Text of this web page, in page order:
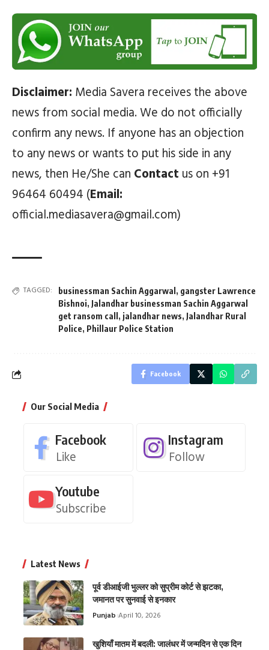
Disclaimer: Media Savera receives the above
news from social media. We do not officially
confirm any news. If anyone has an objection
to any news or wants to put his side in any
news, then He/She can Contact us on +91
96464 60494 (Email:
official.mediasavera@gmail.com)
TAGGED: businessman Sachin Aggarwal , gangster Lawrence
Bishnoi, Jalandhar businessman Sachin Aggarwal
get ransom call , jalandhar news, Jalandhar Rural
Police, Phillaur Police Station
Facebook
Our Social Media
Facebook
Like
Instagram
Follow
Youtube
Subscribe
Latest News
पूर्व डीआईजी भुल्लर को सुप्रीम कोर्ट से झटका,
जमानत पर सुनवाई से इनकार
Punjab April 10, 2026
खुशियाँ मातम में बदली: जालंधर में जन्मदिन से एक दिन